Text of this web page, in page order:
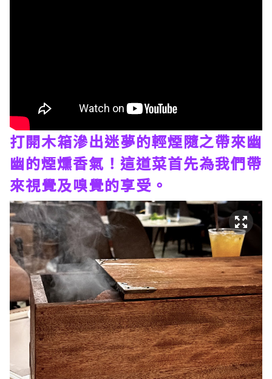
打開木箱滲出迷夢的輕煙隨之帶來幽
幽的煙燻香氣！這道菜首先為我們帶
來視覺及嗅覺的享受。